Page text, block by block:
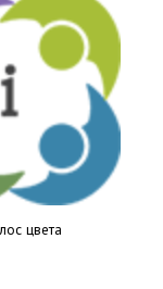
цвета